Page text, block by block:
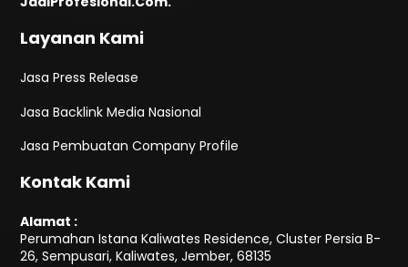
Layanan Kami
Jasa Press Release
Jasa Backlink Media Nasional
Jasa Pembuatan Company Profile
Kontak Kami
Alamat :
Perumahan Istana Kaliwates Residence, Cluster Persia B-
26, Sempusari, Kaliwates, Jember, 68135